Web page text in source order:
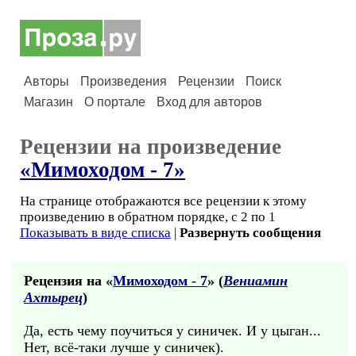
Авторы Произведения Рецензии
Поиск
Магазин
О портале Вход для авторов
Рецензии на произведение
«Мимоходом - 7»
На странице отображаются все рецензии к этому
произведению в обратном порядке, с 2 по 1
Показывать в виде списка | Развернуть сообщения
Рецензия на «Мимоходом - 7» (Вениамин
Ахтырец)
Да, есть чему поучиться у синичек. И у цыган...
Нет, всё-таки лучше у синичек).